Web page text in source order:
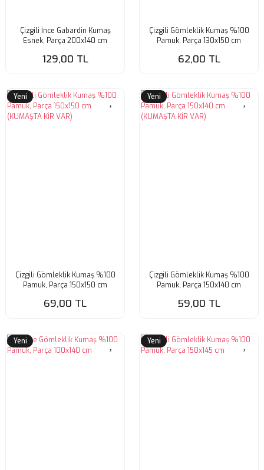
Çizgili İnce Gabardin Kumaş
Esnek, Parça 200x140 cm
129,00 TL
Çizgili Gömleklik Kumaş %100
Pamuk, Parça 130x150 cm
62,00 TL
Yeni
Çizgili Gömleklik Kumaş %100
Pamuk, Parça 150x150 cm
69,00 TL
Yeni
Çizgili Gömleklik Kumaş %100
Pamuk, Parça 150x140 cm
59,00 TL
Yeni Yeni